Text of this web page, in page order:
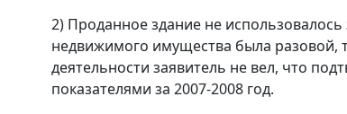
2) Проданное здание не
недвижимого имущества была разовой,
деятельности заявитель не вел, что
показателями за 2007-2008 год.